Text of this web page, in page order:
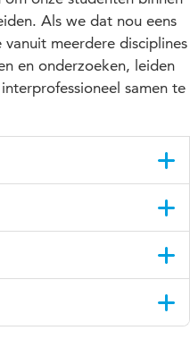
Als we dat nou eens
meerdere disciplines
en onderzoeken, leiden
samen te
onderzoekers en burgers
docenten,
leren en innoveren er
in onderwijs
doen we
van HU